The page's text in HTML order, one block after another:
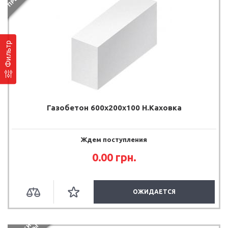
Фильтр
Газобетон 600x200x100 Н.Каховка
Ждем поступления
0.00 грн.
ОЖИДАЕТСЯ